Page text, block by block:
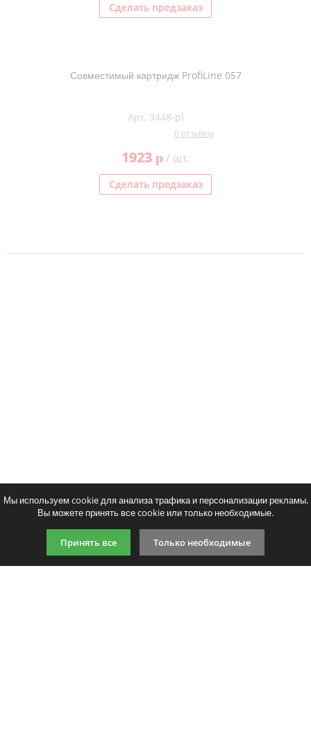
Сделать предзаказ
Совместимый картридж ProfiLine 057
Арт. 3448-pl
0 отзывов
1923 p/ шт.
Сделать предзаказ
Мы используем cookie для анализа трафика и персонализации рекламы.
Вы можете принять все cookie или только необходимые.
Принять все Только необходимые